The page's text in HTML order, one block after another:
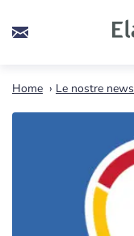
Home › Le nostre news